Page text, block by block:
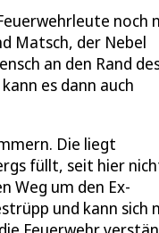
noch
Matsch, der Nebel
an den Rand
es dann auch
Die liegt
füllt, seit hier
Weg um den Ex-
und kann sich